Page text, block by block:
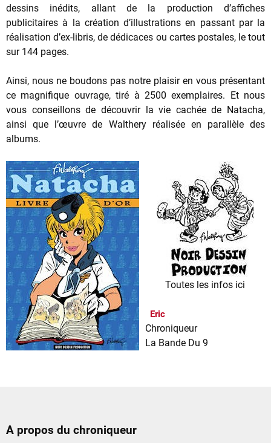
dessins inédits, allant de la production d’affiches
publicitaires à la création d’illustrations en passant par la
réalisation d’ex-libris, de dédicaces ou cartes postales, le tout
sur 144 pages.
Ainsi, nous ne boudons pas notre plaisir en vous présentant
ce magnifique ouvrage, tiré à 2500 exemplaires. Et nous
vous conseillons de découvrir la vie cachée de Natacha,
ainsi que l’œuvre de Walthery réalisée en parallèle des
albums.
Toutes les infos ici
Eric
Chroniqueur
La Bande Du 9
A propos du chroniqueur